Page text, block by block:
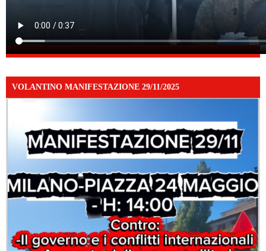
VOLANTINO MANIFESTAZIONE 29/11/2025